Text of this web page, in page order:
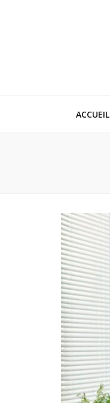
ACCUEIL